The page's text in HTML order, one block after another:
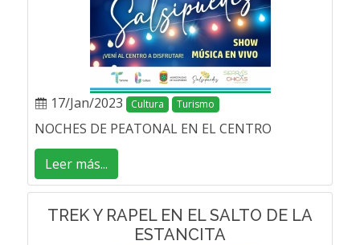
17/Jan/2023 Cultura Turismo
NOCHES DE PEATONAL EN EL CENTRO
Leer más...
TREK Y RAPEL EN EL SALTO DE LA
ESTANCITA